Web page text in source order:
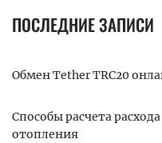
ПОСЛЕДНИЕ ЗАПИСИ
Обмен Tether TRC20
Способы расчета
отопления